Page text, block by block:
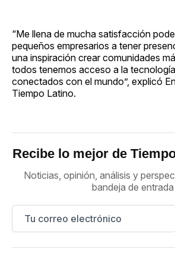
“Me llena de mucha satisfacción
pequeños empresarios a tener
una inspiración crear comunidades
todos tenemos acceso a la
conectados con el mundo”, explicó
Tiempo Latino.
Recibe lo mejor de
Noticias, opinión, análisis y
bandeja de entrada